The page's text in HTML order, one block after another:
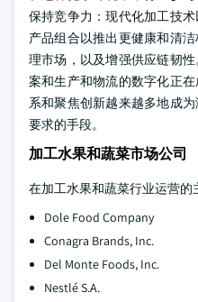
保持竞争力：现代化加工技
产品组合以推出更健康和清
理市场，以及增强供应链韧
案和生产和物流的数字化正
系和聚焦创新越来越多地成
要求的手段。
加工水果和蔬菜市场公司
在加工水果和蔬菜行业运营的
Dole Food Company
Conagra Brands, Inc.
Del Monte Foods, Inc.
Nestlé S.A.